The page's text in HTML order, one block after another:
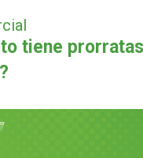
tiene prorratas